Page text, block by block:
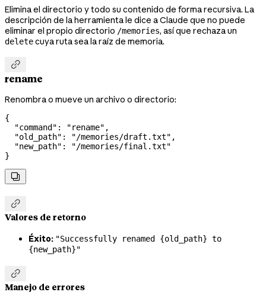
Elimina el directorio y todo su contenido de forma recursiva. La
descripción de la herramienta le dice a Claude que no puede
eliminar el propio directorio /memories, así que rechaza un
deletecuya ruta sea la raíz de memoria.

rename
Renombra o mueve un archivo o directorio:
{
  "command"
: "rename" ,
  "old_path"
: "/memories/draft.txt" ,
  "new_path"
:
"/memories/final.txt"
}


Valores de retorno
Éxito: "Successfully renamed {old_path} to
{new_path}"

Manejo de errores